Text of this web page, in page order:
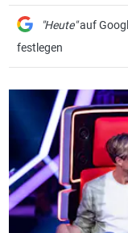
"Heute"auf
festlegen